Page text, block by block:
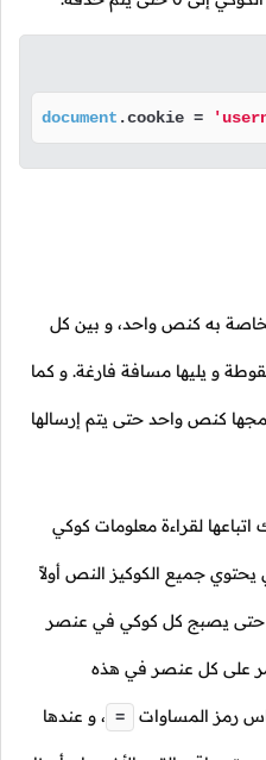
document .cookie =
به كنص واحد، و بين كل
و يليها مسافة فارغة. و كما
كنص واحد حتى يتم إرسالها
لقراءة معلومات كوكي
جميع الكوكيز النص أولاً
حتى يصبج كل كوكي في عنصر
على كل عنصر في هذه
رمز المساوات = ، و عندها